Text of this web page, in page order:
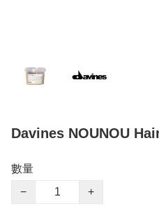
Davines NOUNOU
數量
−
+